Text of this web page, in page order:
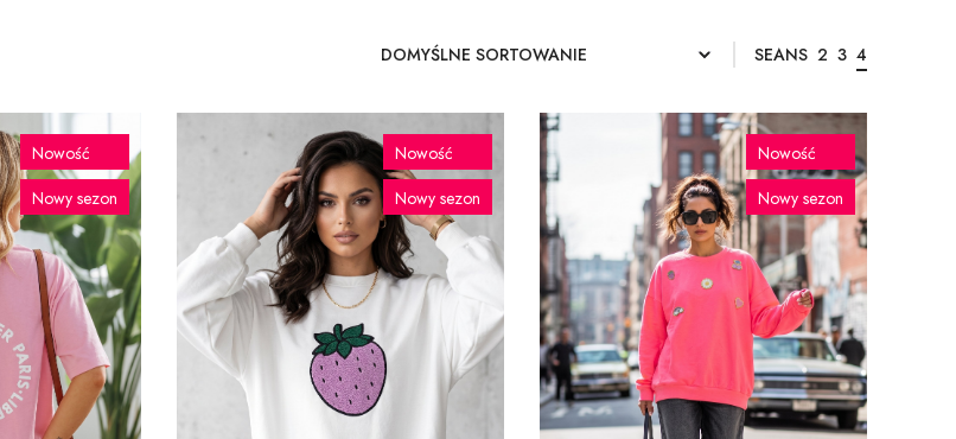
SEANS 2 3 4
Nowość
Nowy sezon
Nowość
Nowy sezon
Nowość
Nowy sezon